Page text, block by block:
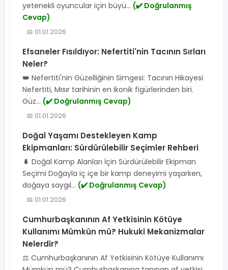
yetenekli oyuncular için büyü... (✔️ Doğrulanmış
Cevap)
📅 01.01.2026
Efsaneler Fısıldıyor: Nefertiti'nin Tacının Sırları
Neler?
👑 Nefertiti'nin Güzelliğinin Simgesi: Tacının Hikayesi
Nefertiti, Mısır tarihinin en ikonik figürlerinden biri.
Güz... (✔️ Doğrulanmış Cevap)
📅 01.01.2026
Doğal Yaşamı Destekleyen Kamp
Ekipmanları: Sürdürülebilir Seçimler Rehberi
🌲 Doğal Kamp Alanları İçin Sürdürülebilir Ekipman
Seçimi Doğayla iç içe bir kamp deneyimi yaşarken,
doğaya saygıl... (✔️ Doğrulanmış Cevap)
📅 01.01.2026
Cumhurbaşkanının Af Yetkisinin Kötüye
Kullanımı Mümkün mü? Hukuki Mekanizmalar
Nelerdir?
⚖️ Cumhurbaşkanının Af Yetkisinin Kötüye Kullanımı